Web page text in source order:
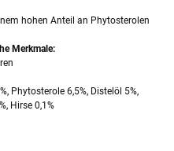
hohen Anteil an Phytosterolen
Merkmale:
Phytosterole 6,5%, Distelöl 5%,
Hirse 0,1%